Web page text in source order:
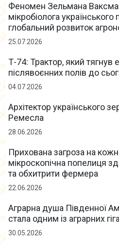
Феномен Зельмана
мікробіолога
глобальний розвиток
25.07.2026
Т-74: Трактор, який тягнув
післявоєнних полів до
04.07.2026
Архітектор українського
Ремесла
28.06.2026
Прихована загроза на
мікроскопічна попелиця
та обхитрити фермера
22.06.2026
Аграрна душа Південної
стала одним із аграрних
30.05.2026